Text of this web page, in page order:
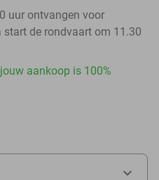
uur ontvangen voor
de rondvaart om 11.30
aankoop is 100%